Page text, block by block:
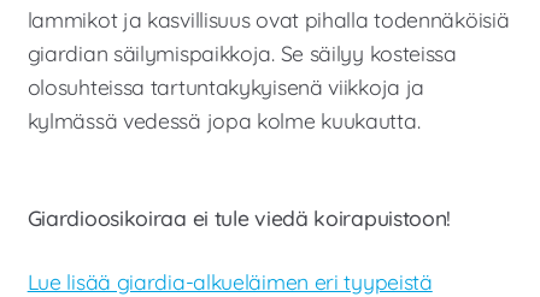
lammikot ja kasvillisuus ovat pihalla todennäköisiä
giardian säilymispaikkoja. Se säilyy kosteissa
olosuhteissa tartuntakykyisenä viikkoja ja
kylmässä vedessä jopa kolme kuukautta.
Giardioosikoiraa ei tule viedä koirapuistoon!
Lue lisää giardia-alkueläimen eri tyypeistä